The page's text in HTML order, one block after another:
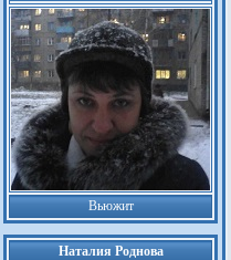
Вьюжит
Наталия Роднова